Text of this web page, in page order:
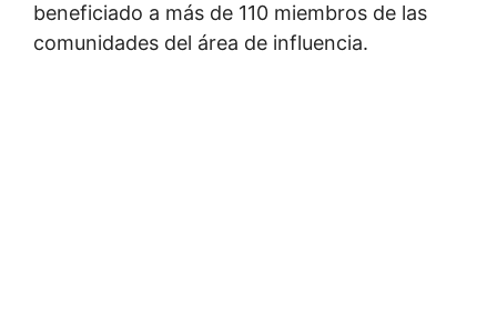
beneficiado a más de 110 miembros de las
comunidades del área de influencia.